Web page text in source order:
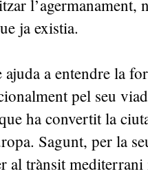
l’agermanament,
ja existia.
a entendre la
pel seu
ha convertit la
Sagunt, per la
al trànsit